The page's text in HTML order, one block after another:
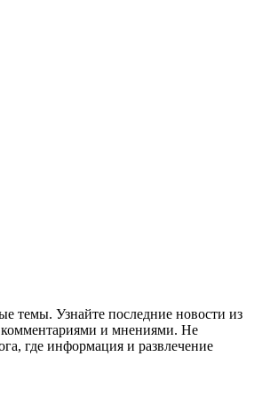
темы. Узнайте последние новости из
комментариями и мнениями. Не
где информация и развлечение